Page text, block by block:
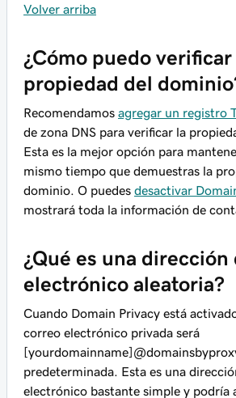
Volver arriba
¿Cómo puedo verificar
propiedad del
Recomendamos agregar un registro
de zona DNS para verificar la
Esta es la mejor opción para
mismo tiempo que demuestras la
dominio. O puedes desactivar
mostrará toda la información de
¿Qué es una dirección
electrónico aleatoria?
Cuando Domain Privacy está
correo electrónico privada será
predeterminada. Esta es una
electrónico bastante simple y podría